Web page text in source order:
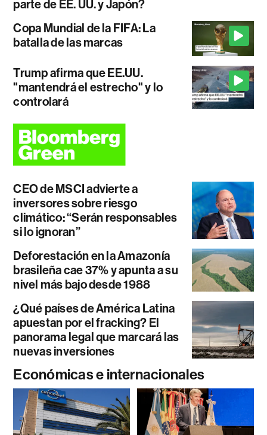
parte de EE. UU. y Japón?
Copa Mundial de la FIFA: La
batalla de las marcas
Trump afirma que EE.UU.
"mantendrá el estrecho" y lo
controlará
CEO de MSCI advierte a
inversores sobre riesgo
climático: “Serán responsables
si lo ignoran”
Deforestación en la Amazonía
brasileña cae 37% y apunta a su
nivel más bajo desde 1988
¿Qué países de América Latina
apuestan por el fracking? El
panorama legal que marcará las
nuevas inversiones
Económicas e internacionales